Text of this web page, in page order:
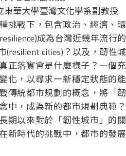
華大學臺灣文化學系副教授
挑戰下，包含政治、經濟、環
成為台灣近幾年流行的
cities)？以及，韌性城
正落實會是什麼樣子？一個充
化，以尋求一新穩定狀態的能
傳統都市規劃的概念，將「韌
中，成為新的都市規劃典範？
期以來對於「韌性城市」的關
新時代的挑戰中，都市的發展